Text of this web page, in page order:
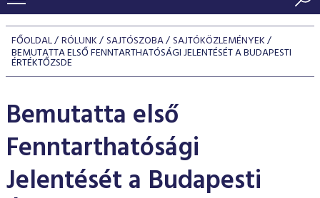
KERESKEDÉSI ADATOK
INDEXEK
Kötvényindexek
Jelzáloglevél indexek
Vállalati kötvény indexek
Kedvenc instrumentumok
Azonnali Piac
Részvények
Származékos piac
BEFEKTETŐK
Indexek
Részvény szekció
Hitelpapír szekció
Szabályozás
BÉT szabályzatok
Befektetővédelem
Alkalmazott díjstruktúra
Elszámolás
Részvény és vállalati kötvény tőzsdei bevezetését
program
BÉT Xtend - Részvénypiac egyszerűen
TŐZSDETAGOK
Tőzsdetagok, üzletkötők
VENDOROK
FŐOLDAL RÓLUNK SAJTÓSZOBA SAJTÓKÖZLEMÉNYEK
BEMUTATTA ELSŐ FENNTARTHATÓSÁGI JELENTÉSÉT A BUDAPESTI
ÉRTÉKTŐZSDE
Bemutatta első
Fenntarthatósági
Jelentését a Budapesti